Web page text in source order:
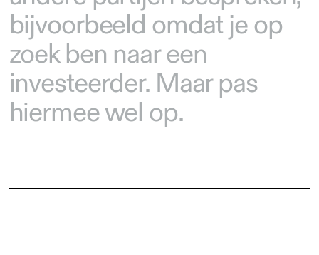
bijvoorbeeld omdat je op
zoek ben naar een
investeerder. Maar pas
hiermee wel op.